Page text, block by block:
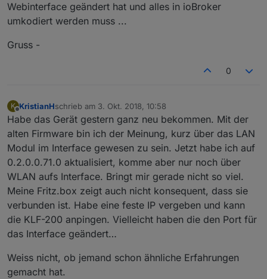
Webinterface geändert hat und alles in ioBroker
umkodiert werden muss ...
Gruss -
0
K
Offline
KristianHschrieb am 3. Okt. 2018, 10:58
zuletzt editiert von
Habe das Gerät gestern ganz neu bekommen. Mit der
alten Firmware bin ich der Meinung, kurz über das LAN
Modul im Interface gewesen zu sein. Jetzt habe ich auf
0.2.0.0.71.0 aktualisiert, komme aber nur noch über
WLAN aufs Interface. Bringt mir gerade nicht so viel.
Meine Fritz.box zeigt auch nicht konsequent, dass sie
verbunden ist. Habe eine feste IP vergeben und kann
die KLF-200 anpingen. Vielleicht haben die den Port für
das Interface geändert…
Weiss nicht, ob jemand schon ähnliche Erfahrungen
gemacht hat.